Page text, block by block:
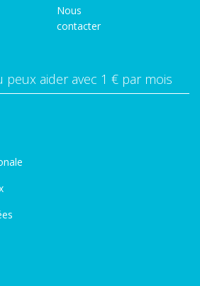
Nous
contacter
aider avec 1 € par mois